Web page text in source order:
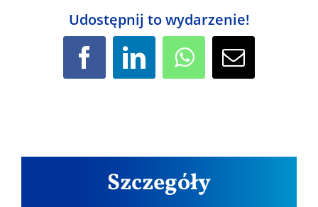
Udostępnij to wydarzenie!
LinkedIn WhatsAppEmail
Szczegóły